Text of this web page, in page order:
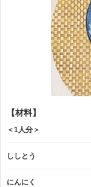
【材料】
＜1人分＞
ししとう
にんにく